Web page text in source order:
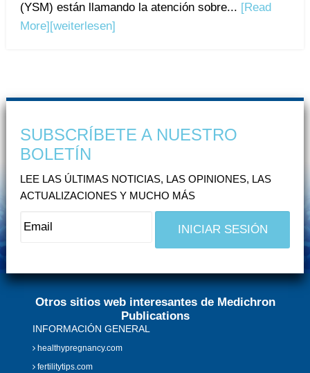
(YSM) están llamando la atención sobre... [Read
More][weiterlesen]
SUBSCRÍBETE A NUESTRO
BOLETÍN
LEE LAS ÚLTIMAS NOTICIAS, LAS OPINIONES, LAS
ACTUALIZACIONES Y MUCHO MÁS
Otros sitios web interesantes de Medichron
Publications
INFORMACIÓN GENERAL
healthypregnancy.com
fertilitytips.com